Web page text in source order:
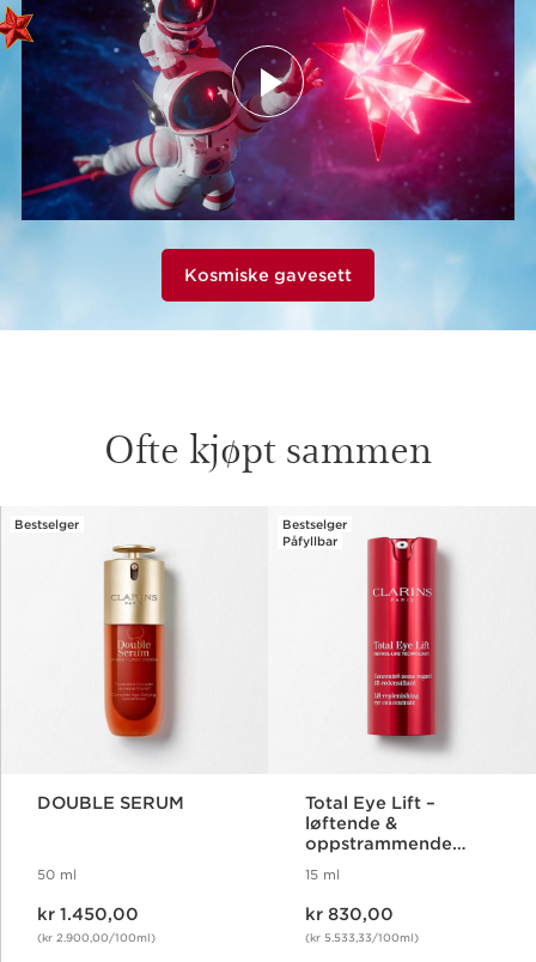
Kosmiske gavesett
Ofte kjøpt sammen
HOPP TIL INNHOLD
Bestselger
DOUBLE SERUM
50 ml
kr 1.450,00
(kr 2.900,00/100ml)
Bestselger
Påfyllbar
Total Eye Lift –
løftende &
oppstrammende
konsentrat
15 ml
kr 830,00
(kr 5.533,33/100ml)